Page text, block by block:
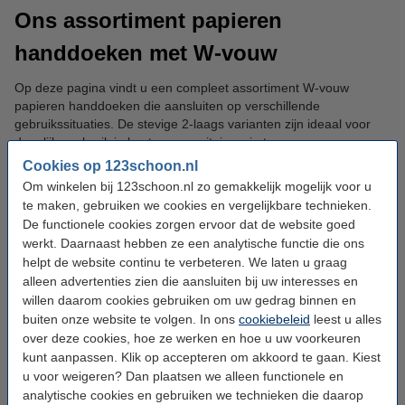
Cookies op 123schoon.nl
Om winkelen bij 123schoon.nl zo gemakkelijk mogelijk voor u
te maken, gebruiken we cookies en vergelijkbare technieken.
De functionele cookies zorgen ervoor dat de website goed
werkt. Daarnaast hebben ze een analytische functie die ons
helpt de website continu te verbeteren. We laten u graag
alleen advertenties zien die aansluiten bij uw interesses en
willen daarom cookies gebruiken om uw gedrag binnen en
buiten onze website te volgen. In ons cookiebeleid leest u alles
over deze cookies, hoe ze werken en hoe u uw voorkeuren
kunt aanpassen. Klik op accepteren om akkoord te gaan. Kiest
u voor weigeren? Dan plaatsen we alleen functionele en
analytische cookies en gebruiken we technieken die daarop
Ons assortiment papieren
handdoeken met W-vouw
Op deze pagina vindt u een compleet assortiment W-vouw
papieren handdoeken die aansluiten op verschillende
gebruikssituaties. De stevige 2-laags varianten zijn ideaal voor
dagelijks gebruik in kantoren, sanitaire ruimtes en
horecagelegenheden. Voor omgevingen waar extra absorptie
gewenst is, bieden de 3-laags handdoeken optimale stevigheid
en comfort bij het drogen van de handen.
Alle W-vouw handdoeken in ons assortiment zijn wit van kleur,
waardoor ze een schone en professionele uitstraling geven in
iedere ruimte. U heeft de keuze uit producten van het
123schoon-huismerk en van diverse A-merken, zodat u altijd de
kwaliteit kunt kiezen die bij uw bedrijf past.
De handdoeken worden geleverd in ruime verpakkingen, zodat u
lang vooruit kunt met uw voorraad. Bij ieder product vindt u
duidelijke informatie over de afmetingen, het aantal stuks per
verpakking en de compatibiliteit met verschillende dispensers.